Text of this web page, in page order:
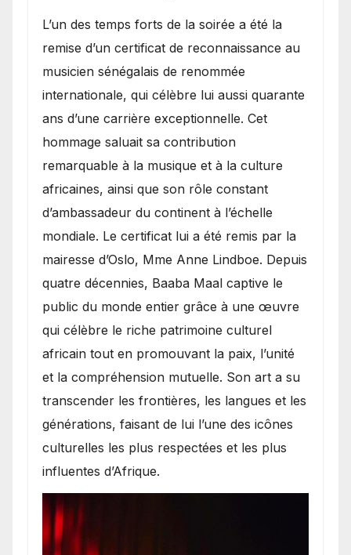
​L’un des temps forts de la soirée a été la
remise d’un certificat de reconnaissance au
musicien sénégalais de renommée
internationale, qui célèbre lui aussi quarante
ans d’une carrière exceptionnelle. Cet
hommage saluait sa contribution
remarquable à la musique et à la culture
africaines, ainsi que son rôle constant
d’ambassadeur du continent à l’échelle
mondiale. Le certificat lui a été remis par la
mairesse d’Oslo, Mme Anne Lindboe. Depuis
quatre décennies, Baaba Maal captive le
public du monde entier grâce à une œuvre
qui célèbre le riche patrimoine culturel
africain tout en promouvant la paix, l’unité
et la compréhension mutuelle. Son art a su
transcender les frontières, les langues et les
générations, faisant de lui l’une des icônes
culturelles les plus respectées et les plus
influentes d’Afrique.